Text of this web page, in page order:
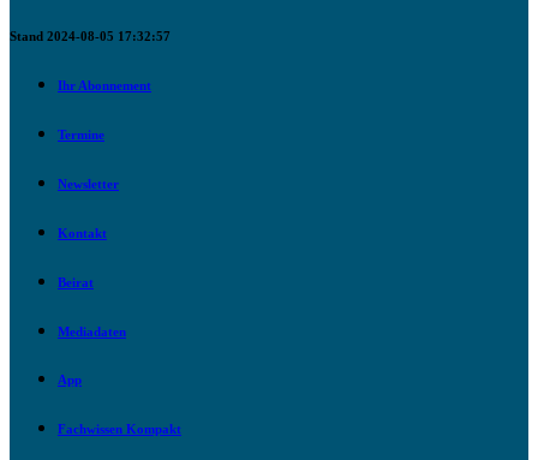
Stand 2024-08-05 17:32:57
Ihr Abonnement
Termine
Newsletter
Kontakt
Beirat
Mediadaten
App
Fachwissen Kompakt